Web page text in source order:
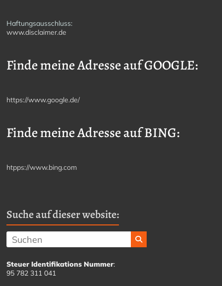
Haftungsausschluss:
www.disclaimer.de
Finde meine Adresse auf GOOGLE:
https://www.google.de/
Finde meine Adresse auf BING:
htpps://www.bing.com
Suche auf dieser website:
Steuer Identifikations Nummer:
95 782 311 041